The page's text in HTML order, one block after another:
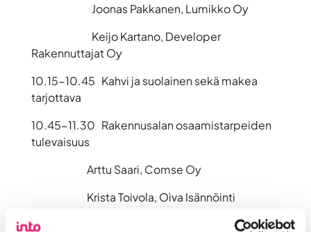
Joonas Pakkanen, Lumikko Oy
Keijo Kartano, Developer
Rakennuttajat Oy
10.15-10.45 Kahvi ja suolainen sekä makea
tarjottava
10.45-11.30 Rakennusalan osaamistarpeiden
tulevaisuus
Arttu Saari, Comse Oy
Krista Toivola, Oiva Isännöinti